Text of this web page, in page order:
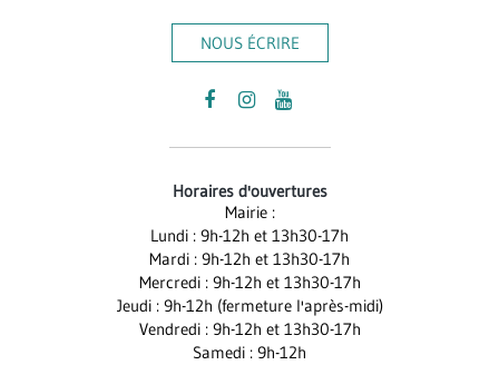
NOUS ÉCRIRE
Lien
compte
Facebook
Lien
compte
Instagram
Lien
chaîne
Youtube
Horaires d'ouvertures
Mairie :
Lundi : 9h-12h et 13h30-17h
Mardi : 9h-12h et 13h30-17h
Mercredi : 9h-12h et 13h30-17h
Jeudi : 9h-12h (fermeture l'après-midi)
Vendredi : 9h-12h et 13h30-17h
Samedi : 9h-12h